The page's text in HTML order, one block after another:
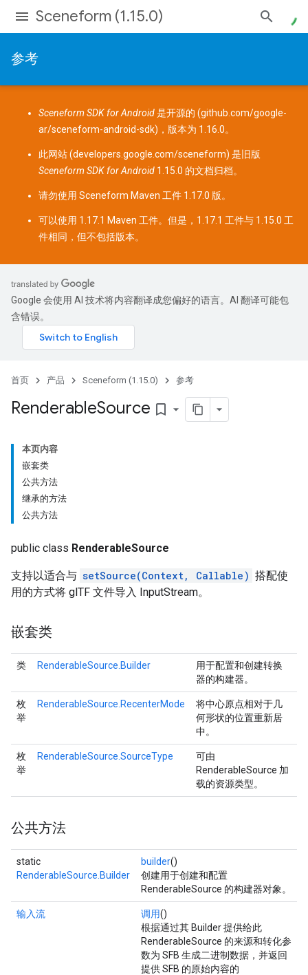
Sceneform (1.15.0)
参考
Sceneform SDK for Android是开源的 (github.com/google-
ar/sceneform-android-sdk)，版本为 1.16.0。
此网站 (developers.google.com/sceneform) 是旧版
Sceneform SDK for Android 1.15.0 的文档归档。
请勿使用 Sceneform Maven 工件 1.17.0 版。
可以使用 1.17.1 Maven 工件。但是，1.17.1 工件与 1.15.0 工
件相同，但不包括版本。
Google 会使用 AI 技术将内容翻译成您偏好的语言。AI 翻译可能包
含错误。
首页 产品 Sceneform (1.15.0) 参考
RenderableSource bookmark_border
本页内容
嵌套类
公共方法
继承的方法
公共方法
public class RenderableSource
支持以适合与 setSource(Context, Callable) 搭配使
用的方式将 glTF 文件导入 InputStream。
嵌套类
类 RenderableSource.Builder
用于配置和创建转换
器的构建器。
枚
举
RenderableSource.RecenterMode
将中心原点相对于几
何形状的位置重新居
中。
枚
举
RenderableSource.SourceType
可由
RenderableSource 加
载的资源类型。
公共方法
static
RenderableSource.Builder
builder()
创建用于创建和配置
RenderableSource 的构建器对象。
输入流 调用()
根据通过其 Builder 提供给此
RenderableSource 的来源和转化参
数为 SFB 生成二进制数据，并返回
提供 SFB 的原始内容的